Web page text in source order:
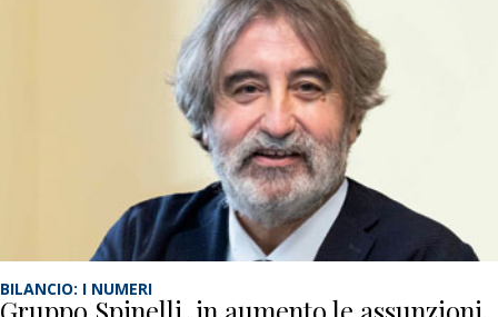
BILANCIO: I NUMERI